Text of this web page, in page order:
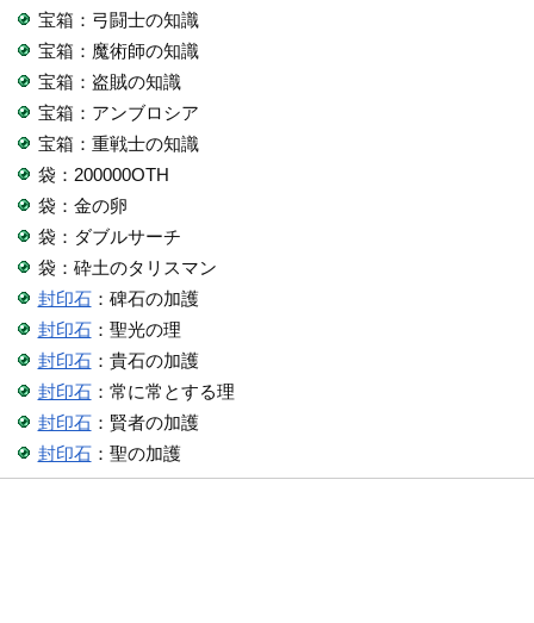
宝箱：弓闘士の知識
宝箱：魔術師の知識
宝箱：盗賊の知識
宝箱：アンブロシア
宝箱：重戦士の知識
袋：200000OTH
袋：金の卵
袋：ダブルサーチ
袋：砕土のタリスマン
封印石：碑石の加護
封印石：聖光の理
封印石：貴石の加護
封印石：常に常とする理
封印石：賢者の加護
封印石：聖の加護